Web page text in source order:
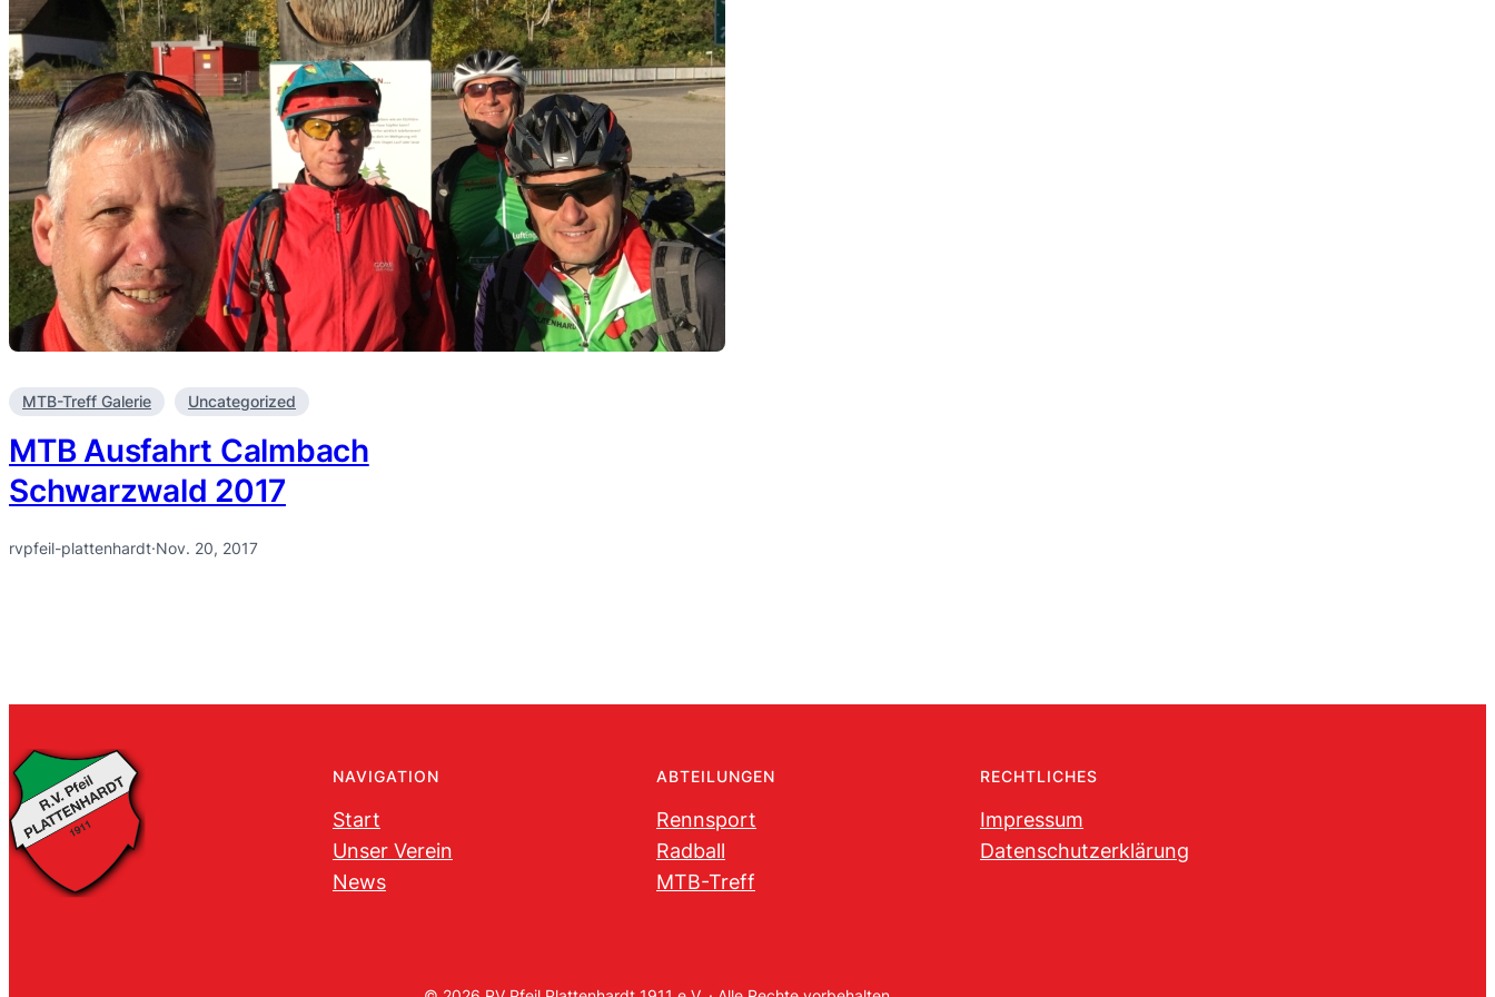
MTB-Treff Galerie Uncategorized
MTB Ausfahrt Calmbach
Schwarzwald 2017
rvpfeil-plattenhardt·Nov. 20, 2017
NAVIGATION
Start
Unser Verein
News
ABTEILUNGEN
Rennsport
Radball
MTB-Treff
RECHTLICHES
Impressum
Datenschutzerklärung